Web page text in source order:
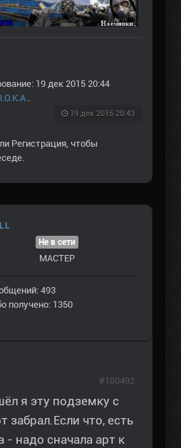
19 дек 2015 20:44
.
19 дек 2015 20:43
Регистрация, чтобы
Не в сети
МАСТЕР
493
получено: 1350
я эту подземку с
забрал.Если что, есть
надо сначала арт к
#180492